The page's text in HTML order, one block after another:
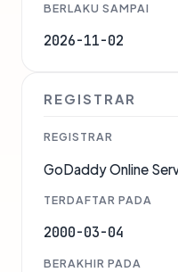
BERLAKU SAMPAI
2026-11-02
REGISTRAR
REGISTRAR
GoDaddy Online
TERDAFTAR PADA
2000-03-04
BERAKHIR PADA